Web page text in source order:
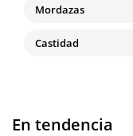
Mordazas
Castidad
En tendencia